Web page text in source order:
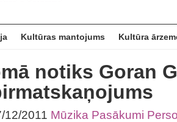
Kultūras mantojums Kultūra
notiks Goran
12/2011 Mūzika Pasākumi